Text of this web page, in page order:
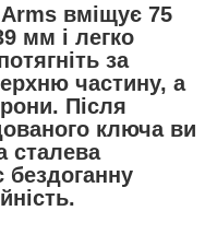
вміщує 75
мм і легко
за
частину, а
Після
ключа ви
сталева
бездоганну